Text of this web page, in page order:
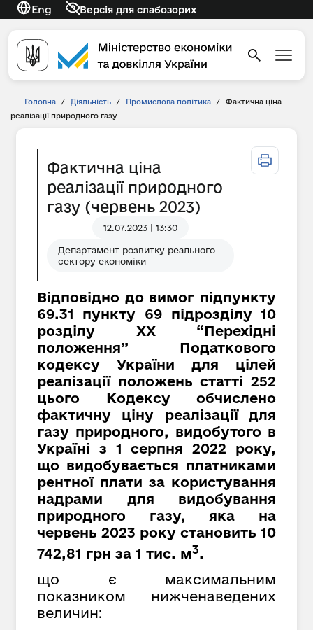
Eng Версія для слабозорих
Головна / Діяльність / Промислова політика /
Фактична ціна
реалізації природного газу
Фактична ціна
реалізації природного
газу (червень 2023)
12.07.2023 | 13:30
Департамент розвитку реального
сектору економіки
Відповідно до вимог підпункту
69.31 пункту 69 підрозділу 10
розділу XX “Перехідні
положення” Податкового
кодексу України для цілей
реалізації положень статті 252
цього Кодексу обчислено
фактичну ціну реалізації для
газу природного, видобутого в
Україні з 1 серпня 2022 року,
що видобувається платниками
рентної плати за користування
надрами для видобування
природного газу, яка на
червень 2023 року становить 10
742,81 грн за 1 тис. м3.
що є максимальним
показником нижченаведених
величин: